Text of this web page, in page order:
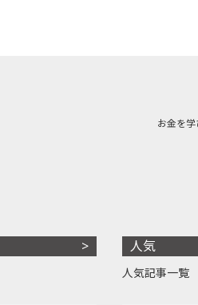
お金を
人気
人気記事一覧